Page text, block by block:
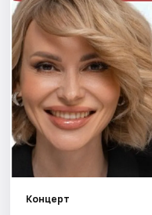
Выставки
Экскурсии
Спорт
События
Концерт